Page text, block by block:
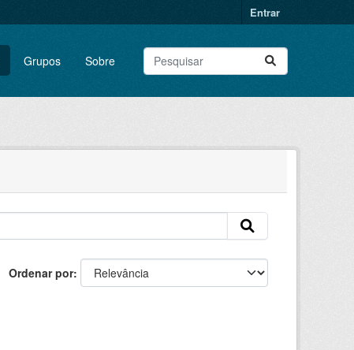
Entrar
Grupos Sobre
Ordenar por